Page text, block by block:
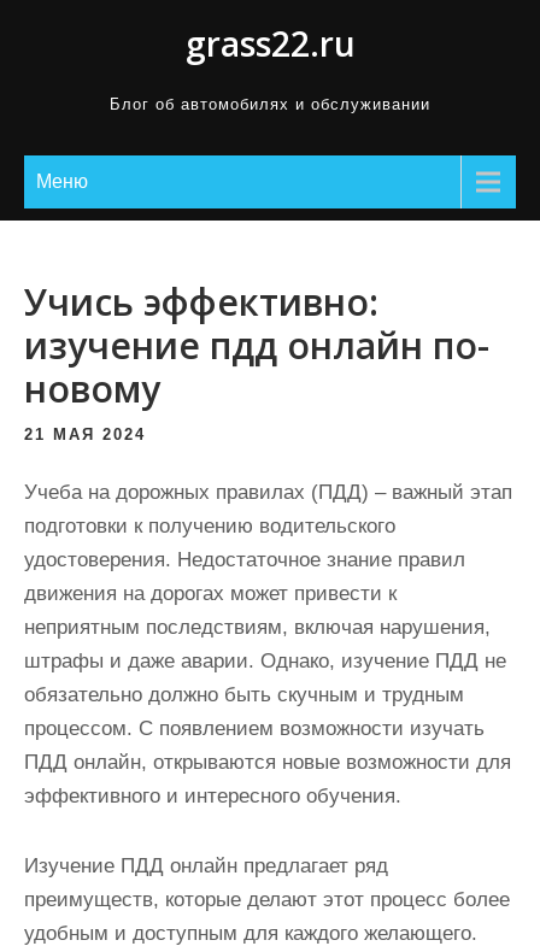
а
grass22.ru
Блог об автомобилях и обслуживании
Меню
Учись эффективно:
изучение пдд онлайн по-
новому
21 МАЯ 2024
Учеба на дорожных правилах (ПДД) – важный этап
подготовки к получению водительского
удостоверения. Недостаточное знание правил
движения на дорогах может привести к
неприятным последствиям, включая нарушения,
штрафы и даже аварии. Однако, изучение ПДД не
обязательно должно быть скучным и трудным
процессом. С появлением возможности изучать
ПДД онлайн, открываются новые возможности для
эффективного и интересного обучения.
Изучение ПДД онлайн предлагает ряд
преимуществ, которые делают этот процесс более
удобным и доступным для каждого желающего.